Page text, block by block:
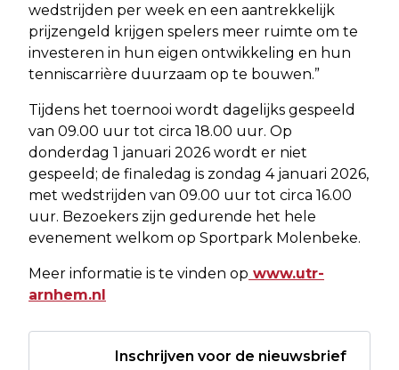
wedstrijden per week en een aantrekkelijk
prijzengeld krijgen spelers meer ruimte om te
investeren in hun eigen ontwikkeling en hun
tenniscarrière duurzaam op te bouwen.”
Tijdens het toernooi wordt dagelijks gespeeld
van 09.00 uur tot circa 18.00 uur. Op
donderdag 1 januari 2026 wordt er niet
gespeeld; de finaledag is zondag 4 januari 2026,
met wedstrijden van 09.00 uur tot circa 16.00
uur. Bezoekers zijn gedurende het hele
evenement welkom op Sportpark Molenbeke.
Meer informatie is te vinden op www.utr-
arnhem.nl
Inschrijven voor de nieuwsbrief